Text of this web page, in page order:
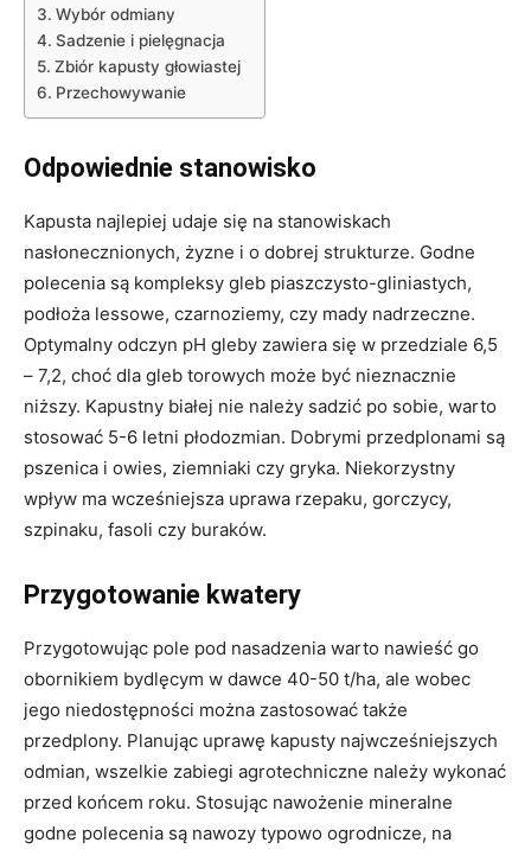
Wybór odmiany
Sadzenie i pielęgnacja
Zbiór kapusty głowiastej
Przechowywanie
Odpowiednie stanowisko
Kapusta najlepiej udaje się na stanowiskach
nasłonecznionych, żyzne i o dobrej strukturze. Godne
polecenia są kompleksy gleb piaszczysto-gliniastych,
podłoża lessowe, czarnoziemy, czy mady nadrzeczne.
Optymalny odczyn pH gleby zawiera się w przedziale 6,5
– 7,2, choć dla gleb torowych może być nieznacznie
niższy. Kapustny białej nie należy sadzić po sobie, warto
stosować 5-6 letni płodozmian. Dobrymi przedplonami są
pszenica i owies, ziemniaki czy gryka. Niekorzystny
wpływ ma wcześniejsza uprawa rzepaku, gorczycy,
szpinaku, fasoli czy buraków.
Przygotowanie kwatery
Przygotowując pole pod nasadzenia warto nawieść go
obornikiem bydlęcym w dawce 40-50 t/ha, ale wobec
jego niedostępności można zastosować także
przedplony. Planując uprawę kapusty najwcześniejszych
odmian, wszelkie zabiegi agrotechniczne należy wykonać
przed końcem roku. Stosując nawożenie mineralne
godne polecenia są nawozy typowo ogrodnicze, na